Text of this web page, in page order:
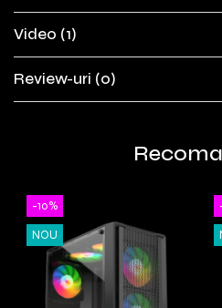
Video (1)
Review-uri (0)
-10%
NOU